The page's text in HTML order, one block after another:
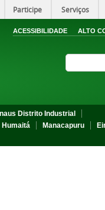
Participe Serviços
ACESSIBILIDADE ALTO
Distrito Industrial
Humaitá Manacapuru